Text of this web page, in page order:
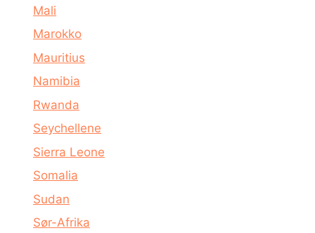
Mali
Marokko
Mauritius
Namibia
Rwanda
Seychellene
Sierra Leone
Somalia
Sudan
Sør-Afrika